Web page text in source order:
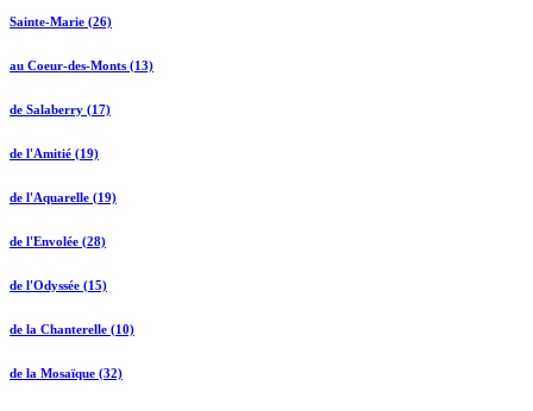
Sainte-Marie (26)
au Coeur-des-Monts (13)
de Salaberry (17)
de l'Amitié (19)
de l'Aquarelle (19)
de l'Envolée (28)
de l'Odyssée (15)
de la Chanterelle (10)
de la Mosaïque (32)